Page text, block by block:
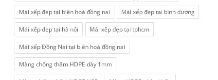
Mái xếp đẹp tại biên hoà đồng nai Mái xếp đẹp tại bình dương
Mái xếp đẹp tại hà nội Mái xếp đẹp tại tphcm
Mái xếp Đồng Nai tại biên hoà đồng nai
Màng chống thấm HDPE dày 1mm